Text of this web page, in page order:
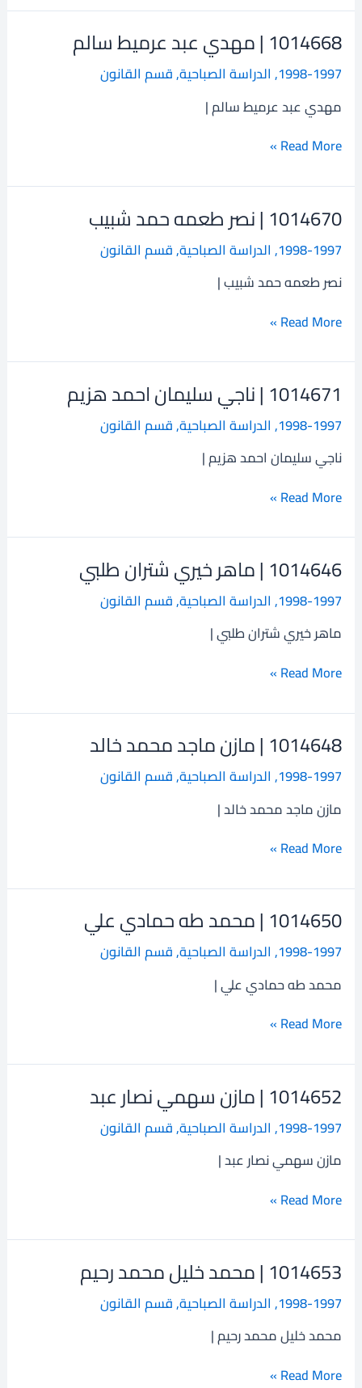
1014668 | مهدي عبد عرميط سالم
1998-1997
, الدراسة الصباحية,قسم القانون
مهدي عبد عرميط سالم |
1014668
مهدي
عبد
عرميط
سالم
Read More »
1014670 | نصر طعمه حمد شبيب
1998-1997
, الدراسة الصباحية,قسم القانون
نصر طعمه حمد شبيب |
1014670
نصر
طعمه
حمد
شبيب
Read More »
1014671 | ناجي سليمان احمد هزيم
1998-1997
, الدراسة الصباحية,قسم القانون
ناجي سليمان احمد هزيم |
1014671
ناجي
سليمان
احمد
هزيم
Read More »
1014646 | ماهر خيري شتران طلبي
1998-1997
, الدراسة الصباحية,قسم القانون
ماهر خيري شتران طلبي |
1014646
ماهر
خيري
شتران
طلبي
Read More »
1014648 | مازن ماجد محمد خالد
1998-1997
, الدراسة الصباحية,قسم القانون
مازن ماجد محمد خالد |
1014648
مازن
ماجد
محمد
خالد
Read More »
1014650 | محمد طه حمادي علي
1998-1997
, الدراسة الصباحية,قسم القانون
محمد طه حمادي علي |
1014650
محمد
طه
حمادي
علي
Read More »
1014652 | مازن سهمي نصار عبد
1998-1997
, الدراسة الصباحية,قسم القانون
مازن سهمي نصار عبد |
1014652
مازن
سهمي
نصار
Read More »
1014653 | محمد خليل محمد رحيم
1998-1997
, الدراسة الصباحية,قسم القانون
محمد خليل محمد رحيم |
1014653
محمد
خليل
محمد
رحيم
Read More »